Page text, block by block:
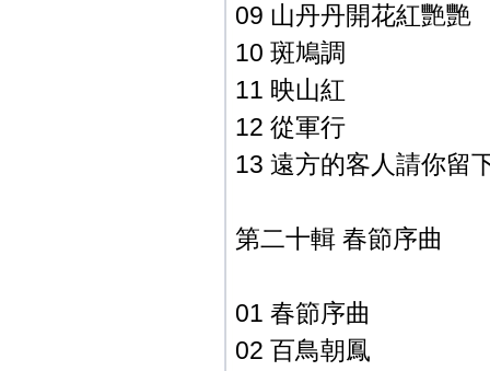
09 山丹丹開花紅艷艷
10 斑鳩調
11 映山紅
12 從軍行
13 遠方的客人請你留
第二十輯 春節序曲
01 春節序曲
02 百鳥朝鳳